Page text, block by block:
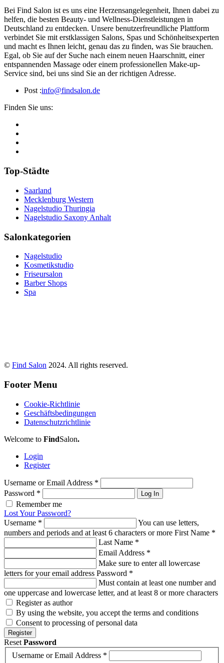
Bei Find Salon ist es uns eine Herzensangelegenheit, Ihnen dabei zu
helfen, die besten Beauty- und Wellness-Dienstleistungen in
Deutschland zu entdecken. Unsere benutzerfreundliche Plattform
verbindet Sie mit erstklassigen Salons, Spas und Schönheitsexperten
und macht es Ihnen leicht, genau das zu finden, was Sie brauchen.
Egal, ob Sie auf der Suche nach einem neuen Haarschnitt, einer
entspannenden Massage oder einem professionellen Make-up-
Service sind, bei uns sind Sie an der richtigen Adresse.
Post :info@findsalon.de
Finden Sie uns:
Top-Städte
Saarland
Mecklenburg Western
Nagelstudio Thuringia
Nagelstudio Saxony Anhalt
Salonkategorien
Nagelstudio
Kosmetikstudio
Friseursalon
Barber Shops
Spa
© Find Salon 2024. All rights reserved.
Footer Menu
Cookie-Richtlinie
Geschäftsbedingungen
Datenschutzrichtlinie
Welcome to FindSalon.
Login
Register
Username or Email Address *
Password * Log In
Remember me
Lost Your Password?
Username *
You can use letters,
numbers and periods and at least 6 characters or more First Name *
Last Name *
Email Address *
Make sure to enter all lowercase
letters for your email address Password *
Must contain at least one number and
one uppercase and lowercase letter, and at least 8 or more characters
Register as author
By using the website, you accept the terms and conditions
Consent to processing of personal data
Register
Reset Password
Username or Email Address *